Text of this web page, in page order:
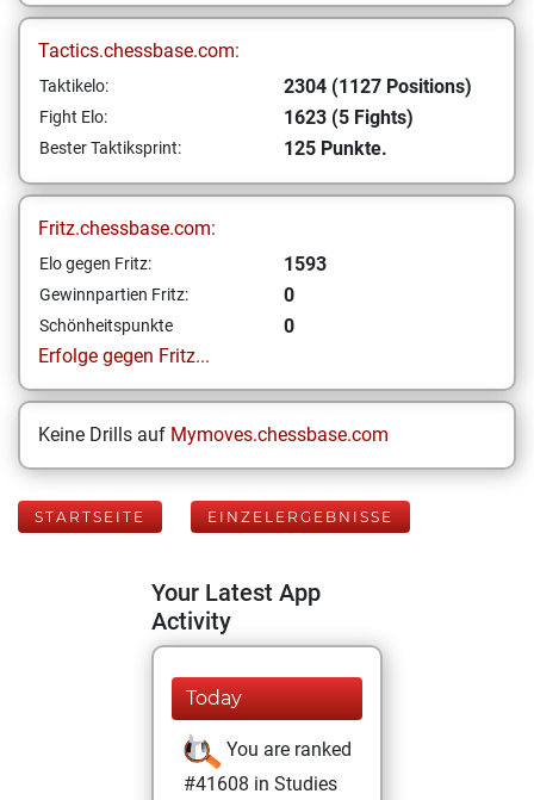
Tactics.chessbase.com:
Taktikelo: 2304 (1127 Positions)
Fight Elo: 1623 (5 Fights)
Bester Taktiksprint: 125 Punkte.
Fritz.chessbase.com:
Elo gegen Fritz: 1593
Gewinnpartien Fritz: 0
Schönheitspunkte
0
Erfolge gegen Fritz...
Keine Drills auf Mymoves.chessbase.com
STARTSEITE EINZELERGEBNISSE
Your Latest App
Activity
Today
You are ranked
#41608 in Studies